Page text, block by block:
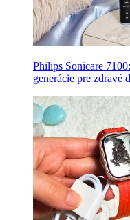
Philips Sonicare
generácie pre zdravé